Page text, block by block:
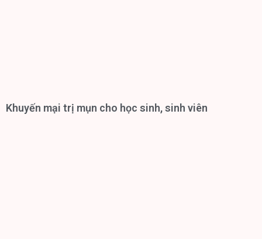
Khuyến mại trị mụn cho học sinh, sinh viên